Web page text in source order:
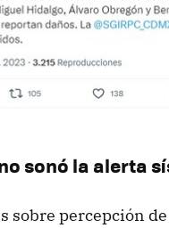
sonó la alerta
sobre percepción